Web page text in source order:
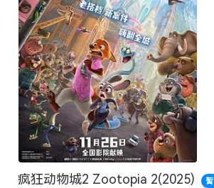
疯狂动物城2 Zootopia 2(2025)